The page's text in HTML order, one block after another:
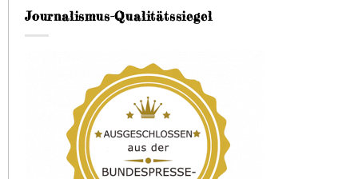
Journalismus-Qualitätssiegel